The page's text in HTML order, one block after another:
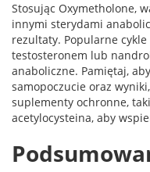
Stosując Oxymetholone,
innymi sterydami
rezultaty. Popularne
testosteronem lub
anaboliczne. Pamiętaj,
samopoczucie oraz
suplementy ochronne,
acetylocysteina, aby